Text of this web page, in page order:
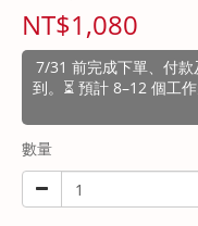
NT$1,080
7/31 前完成下單、付
到。⏳ 預計 8–12 個工
數量